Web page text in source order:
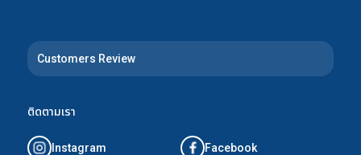
Customers Review
ติดตามเรา
Instagram Facebook